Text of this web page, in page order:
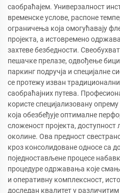
саобраћајем. Универзалност
временске услове, распоне
ограничења која омогућавају
пројекта, а истовремено
захтеве безбедности.
пешачке прелазе, одвођење
паркинг подручја и специјалне
се протежу изван
саобраћајних путева.
користе специјализовану
која обезбеђује оптималне
сложеност пројекта,
околине. Ова предност
кроз консолидоване односе са
поједностављене процесе
процедуре одржавања које
и оперативну комплексност,
доследан квалитет у